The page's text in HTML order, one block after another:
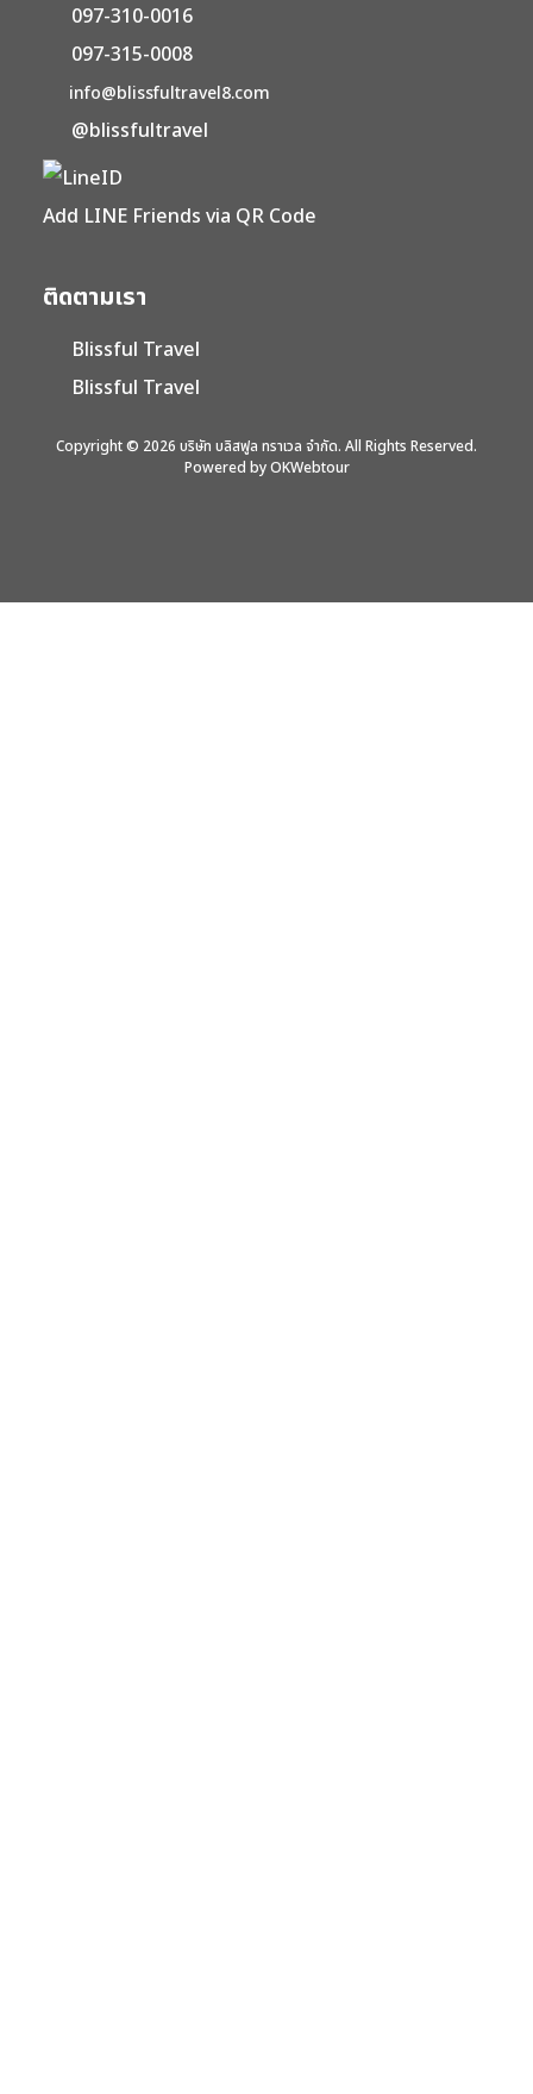
097-310-0016
097-315-0008
info@blissfultravel8.com
@blissfultravel
Add LINE Friends via QR Code
ติดตามเรา
Blissful Travel
Blissful Travel
Copyright © 2026 บริษัท บลิสฟูล ทราเวล จำกัด. All Rights Reserved.
Powered by OKWebtour